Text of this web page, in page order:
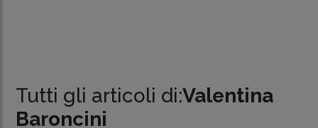
Tutti gli articoli di:Valentina
Baroncini